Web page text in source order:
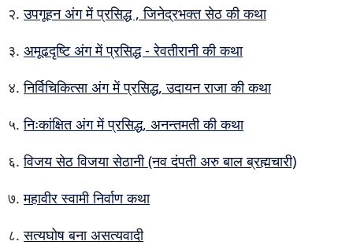
उपगूहन अंग में प्रसिद्ध , जिनेद्रभक्त सेठ की कथा
अमूढदृष्टि अंग में प्रसिद्ध - रेवतीरानी की कथा
निर्विचिकित्सा अंग में प्रसिद्ध, उदायन राजा की कथा
निःकांक्षित अंग में प्रसिद्ध, अनन्तमती की कथा
विजय सेठ विजया सेठानी (नव दंपती अरु बाल ब्रह्मचारी)
महावीर स्वामी निर्वाण कथा
सत्यघोष बना असत्यवादी